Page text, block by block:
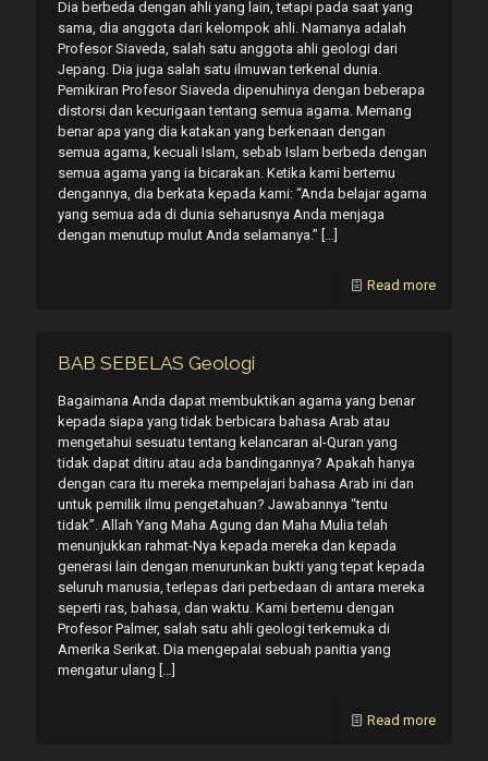
Dia berbeda dengan ahli yang lain, tetapi pada saat yang
sama, dia anggota dari kelompok ahli. Namanya adalah
Profesor Siaveda, salah satu anggota ahli geologi dari
Jepang. Dia juga salah satu ilmuwan terkenal dunia.
Pemikiran Profesor Siaveda dipenuhinya dengan beberapa
distorsi dan kecurigaan tentang semua agama. Memang
benar apa yang dia katakan yang berkenaan dengan
semua agama, kecuali Islam, sebab Islam berbeda dengan
semua agama yang ia bicarakan. Ketika kami bertemu
dengannya, dia berkata kepada kami: “Anda belajar agama
yang semua ada di dunia seharusnya Anda menjaga
dengan menutup mulut Anda selamanya.” […]
Read more
BAB SEBELAS Geologi
Bagaimana Anda dapat membuktikan agama yang benar
kepada siapa yang tidak berbicara bahasa Arab atau
mengetahui sesuatu tentang kelancaran al-Quran yang
tidak dapat ditiru atau ada bandingannya? Apakah hanya
dengan cara itu mereka mempelajari bahasa Arab ini dan
untuk pemilik ilmu pengetahuan? Jawabannya “tentu
tidak”. Allah Yang Maha Agung dan Maha Mulia telah
menunjukkan rahmat-Nya kepada mereka dan kepada
generasi lain dengan menurunkan bukti yang tepat kepada
seluruh manusia, terlepas dari perbedaan di antara mereka
seperti ras, bahasa, dan waktu. Kami bertemu dengan
Profesor Palmer, salah satu ahli geologi terkemuka di
Amerika Serikat. Dia mengepalai sebuah panitia yang
mengatur ulang […]
Read more